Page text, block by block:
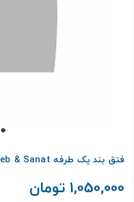
فتق بند یک طرفه Teb & Sanat
1,050,000 تومان